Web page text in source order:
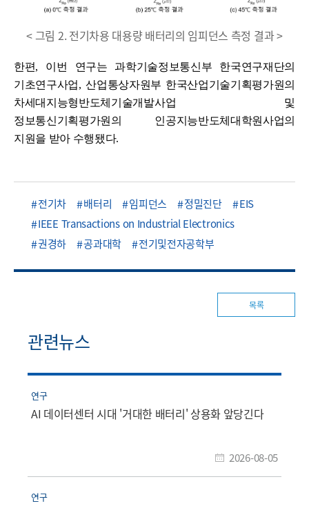
< 그림 2. 전기차용 대용량 배터리의 임피던스 측정 결과 >
한편, 이번 연구는 과학기술정보통신부 한국연구재단의
기초연구사업,산업통상자원부 한국산업기술기획평가원의
차세대지능형반도체기술개발사업 및
정보통신기획평가원의 인공지능반도체대학원사업의
지원을 받아 수행됐다.
전기차 배터리 임피던스 정밀진단
EIS
IEEE Transactions on Industrial Electronics
권경하
공과대학 전기및전자공학부
목록
관련뉴스
연구
AI 데이터센터 시대 '거대한 배터리' 상용화 앞당긴다
2026-08-05
연구